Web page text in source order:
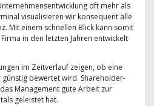
oft mehr als
visualisieren wir konsequent alle
Mit einem schnellen Blick kann somit
in den letzten Jahren entwickelt
im Zeitverlauf zeigen, ob eine
bewertet wird. Shareholder-
Management gute Arbeit zur
geleistet hat.